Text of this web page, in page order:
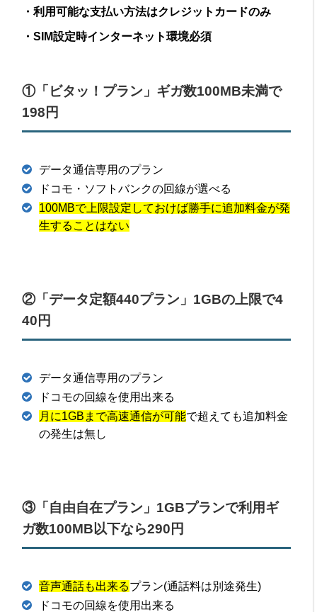
・利用可能な支払い方法はクレジットカードのみ
・SIM設定時インターネット環境必須
①「ビタッ！プラン」ギガ数100MB未満で
198円
データ通信専用のプラン
ドコモ・ソフトバンクの回線が選べる
100MBで上限設定しておけば勝手に追加料金が発
生することはない
②「データ定額440プラン」1GBの上限で4
40円
データ通信専用のプラン
ドコモの回線を使用出来る
月に1GBまで高速通信が可能で超えても追加料金
の発生は無し
③「自由自在プラン」1GBプランで利用ギ
ガ数100MB以下なら290円
音声通話も出来るプラン(通話料は別途発生)
ドコモの回線を使用出来る